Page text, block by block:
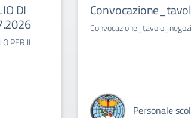
DI
PER IL
Personale